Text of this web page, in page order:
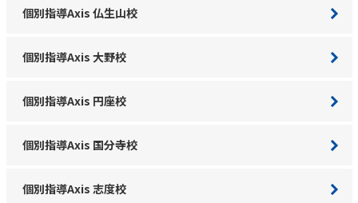
個別指導Axis 仏生山校
個別指導Axis 大野校
個別指導Axis 円座校
個別指導Axis 国分寺校
個別指導Axis 志度校